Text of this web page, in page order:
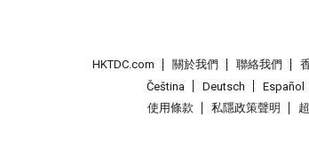
HKTDC.com 關於我們 聯絡我們
Čeština
Deutsch Español
使用條款
私隱政策聲明